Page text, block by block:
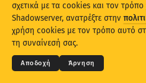
Λήψη ως
© 2026THE
Απόρρητο και Όροι
σχετικά με τα cookies και τον
Shadowserver, ανατρέξτε στην
χρήση cookies με τον τρόπο αυτό
τη συναίνεσή σας.
Αποδοχή Άρνηση